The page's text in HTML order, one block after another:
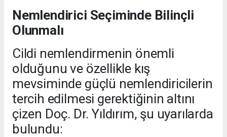
Nemlendirici Seçiminde Bilinçli
Olunmalı
Cildi nemlendirmenin önemli
olduğunu ve özellikle kış
mevsiminde güçlü nemlendiricilerin
tercih edilmesi gerektiğinin altını
çizen Doç. Dr. Yıldırım, şu uyarılarda
bulundu: